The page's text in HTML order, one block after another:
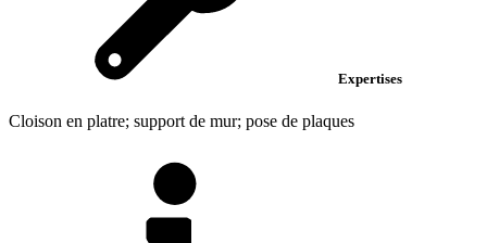
Expertises
Cloison en platre; support de mur; pose de plaques